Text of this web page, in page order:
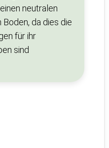
neutralen
da dies die
für ihr
sind